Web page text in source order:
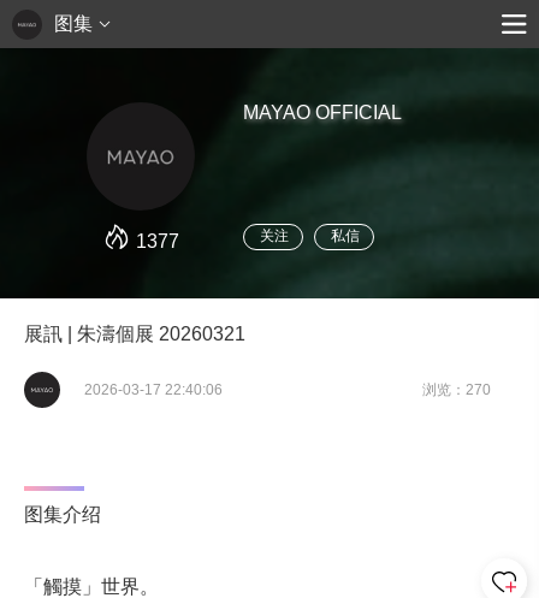
图集
1377
MAYAO OFFICIAL
关注 私信
展訊 | 朱濤個展 20260321
2026-03-17 22:40:06 浏览：270
图集介绍
「觸摸」世界。